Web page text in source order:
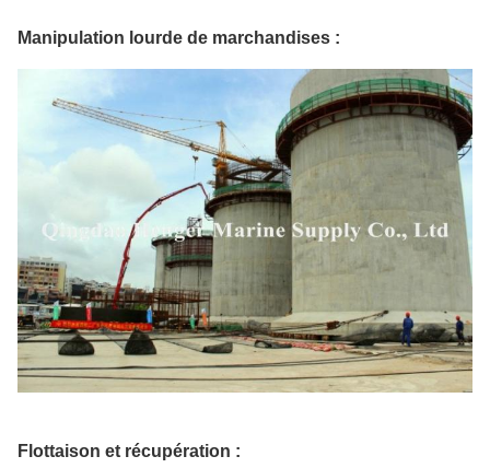
Manipulation lourde de marchandises :
Flottaison et récupération :